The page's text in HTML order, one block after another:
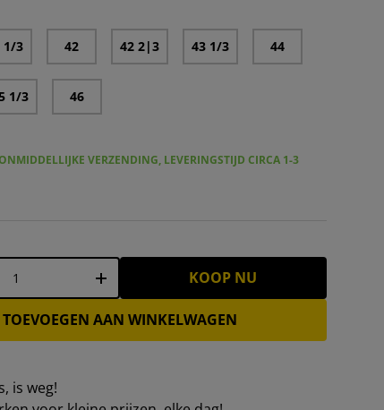
1/3 42 42 2|3 43 1/3 44
1/3 46
VERZENDING, LEVERINGSTIJD CIRCA 1-3
+ KOOP NU
TOEVOEGEN AAN WINKELWAGEN
is weg!